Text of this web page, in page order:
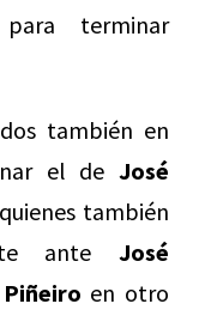
terminar
también en
el de José
quienes también
ante José
en otro